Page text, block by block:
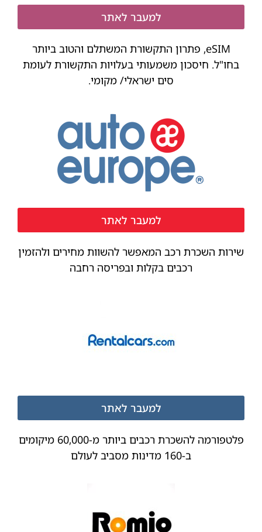
למעבר לאתר
eSIM, פתרון התקשורת המשתלם והטוב ביותר
בחו"ל. חיסכון משמעותי בעלויות התקשורת לעומת
סים ישראלי/ מקומי.
למעבר לאתר
שירות השכרת רכב המאפשר להשוות מחירים ולהזמין
רכבים בקלות ובפריסה רחבה
למעבר לאתר
פלטפורמה להשכרת רכבים ביותר מ-60,000 מיקומים
ב-160 מדינות מסביב לעולם